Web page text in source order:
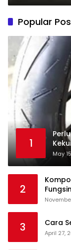
Popular
1
May
2
3 Cara
April 27,